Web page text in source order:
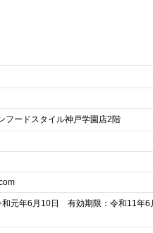
フードスタイル神戸学園店2階
和元年6月10日 有効期限：令和11年